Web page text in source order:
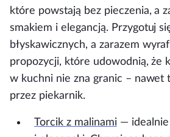
które powstają bez pieczenia, a
smakiem i elegancją. Przygotuj
błyskawicznych, a zarazem
propozycji, które udowodnią, że
w kuchni nie zna granic – nawet
przez piekarnik.
Torcik z malinami— idealnie